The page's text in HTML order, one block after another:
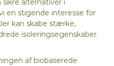
alternativer i
en stigende interesse for
kan skabe stærke,
isoleringsegenskaber.
af biobaserede